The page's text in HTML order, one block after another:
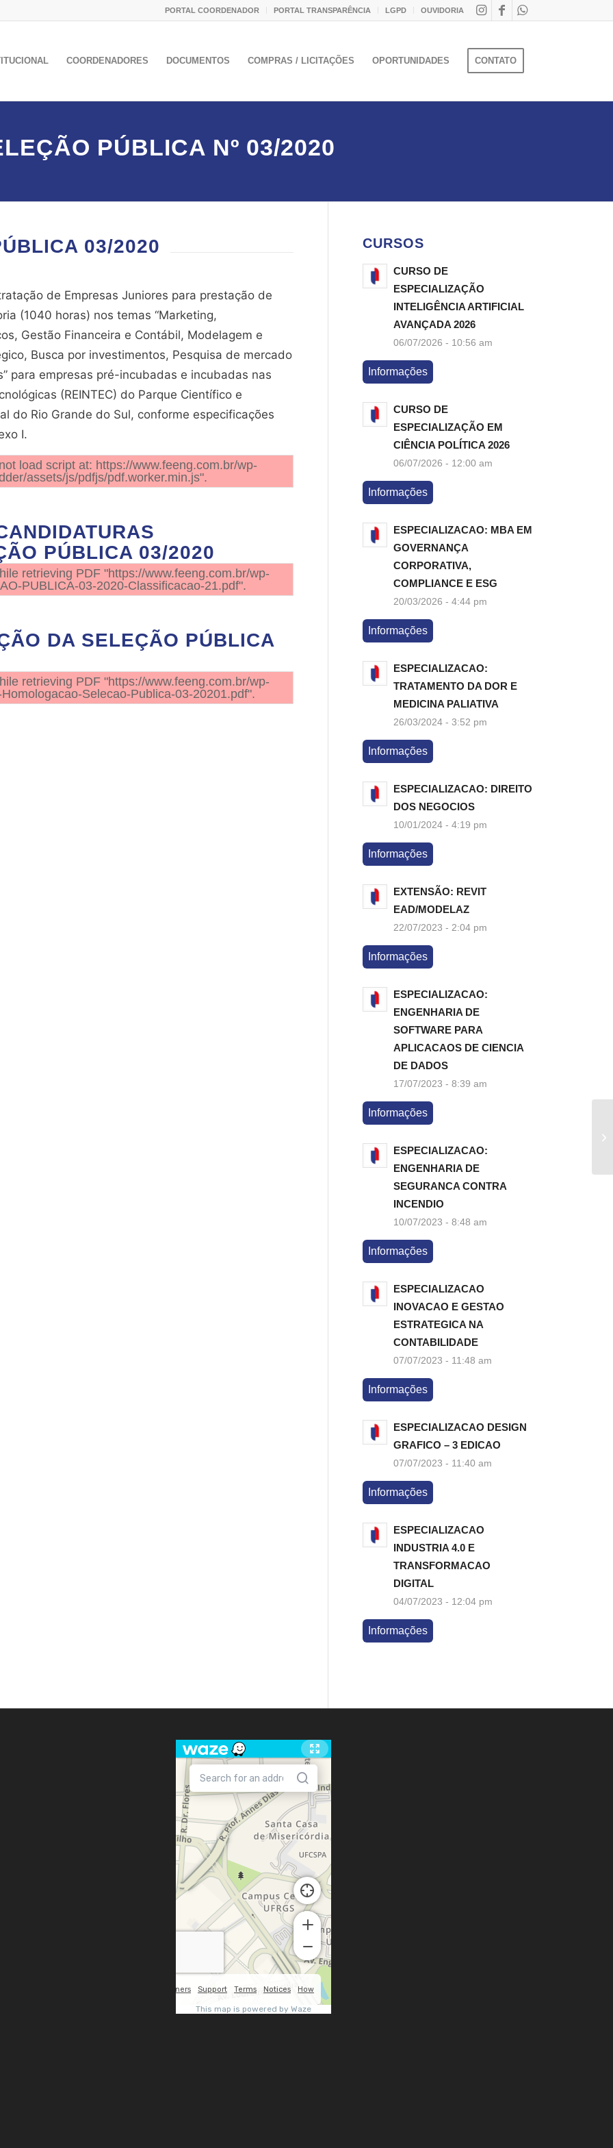
PORTAL COORDENADOR PORTAL TRANSPARÊNCIA LGPD OUVIDORIA
COORDENADORES DOCUMENTOS COMPRAS / LICITAÇÕES OPORTUNIDADES CONTATO
PÚBLICA Nº 03/2020
03/2020
de Empresas Juniores para prestação de
(1040 horas) nos temas “Marketing,
Gestão Financeira e Contábil, Modelagem e
Busca por investimentos, Pesquisa de mercado
para empresas pré-incubadas e incubadas nas
(REINTEC) do Parque Científico e
do Rio Grande do Sul, conforme especificações
I.
load script at: https://www.feeng.com.br/wp-
assets/js/pdfjs/pdf.worker.min.js".
PÚBLICA 03/2020
retrieving PDF "https://www.feeng.com.br/wp-
PUBLICA-03-2020-Classificacao-21.pdf".
DA SELEÇÃO PÚBLICA
retrieving PDF "https://www.feeng.com.br/wp-
Selecao-Publica-03-20201.pdf".
CURSOS
CURSO DE
ESPECIALIZAÇÃO
INTELIGÊNCIA ARTIFICIAL
AVANÇADA 2026
06/07/2026 - 10:56 am
Informações
CURSO DE
ESPECIALIZAÇÃO EM
CIÊNCIA POLÍTICA 2026
06/07/2026 - 12:00 am
Informações
ESPECIALIZACAO: MBA EM
GOVERNANÇA
CORPORATIVA,
COMPLIANCE E ESG
20/03/2026 - 4:44 pm
Informações
ESPECIALIZACAO:
TRATAMENTO DA DOR E
MEDICINA PALIATIVA
26/03/2024 - 3:52 pm
Informações
ESPECIALIZACAO: DIREITO
DOS NEGOCIOS
10/01/2024 - 4:19 pm
Informações
EXTENSÃO: REVIT
EAD/MODELAZ
22/07/2023 - 2:04 pm
Informações
ESPECIALIZACAO:
ENGENHARIA DE
SOFTWARE PARA
APLICACAOS DE CIENCIA
DE DADOS
17/07/2023 - 8:39 am
Informações
ESPECIALIZACAO:
ENGENHARIA DE
SEGURANCA CONTRA
INCENDIO
10/07/2023 - 8:48 am
Informações
ESPECIALIZACAO
INOVACAO E GESTAO
ESTRATEGICA NA
CONTABILIDADE
07/07/2023 - 11:48 am
Informações
ESPECIALIZACAO DESIGN
GRAFICO – 3 EDICAO
07/07/2023 - 11:40 am
Informações
ESPECIALIZACAO
INDUSTRIA 4.0 E
TRANSFORMACAO
DIGITAL
04/07/2023 - 12:04 pm
Informações